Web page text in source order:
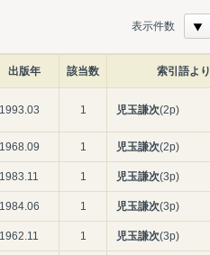
表示件数
出版年 該当数 索引語より
1993.03 1 児玉謙次(2p)
1968.09 1 児玉謙次(2p)
1983.11 1 児玉謙次(3p)
1984.06 1 児玉謙次(3p)
1962.11 1 児玉謙次(3p)